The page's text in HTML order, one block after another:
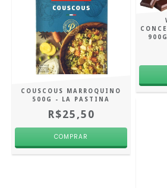
COUSCOUS MARROQUINO
500G - LA PASTINA
R$25,50